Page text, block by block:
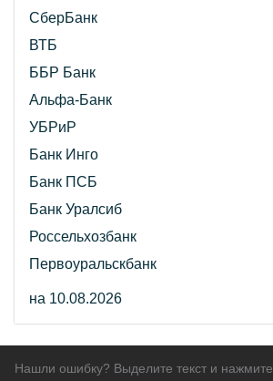
СберБанк
ВТБ
ББР Банк
Альфа-Банк
УБРиР
Банк Инго
Банк ПСБ
Банк Уралсиб
Россельхозбанк
Первоуральскбанк
на 10.08.2026
Нашли ошибку? Выделите текст и нажмите